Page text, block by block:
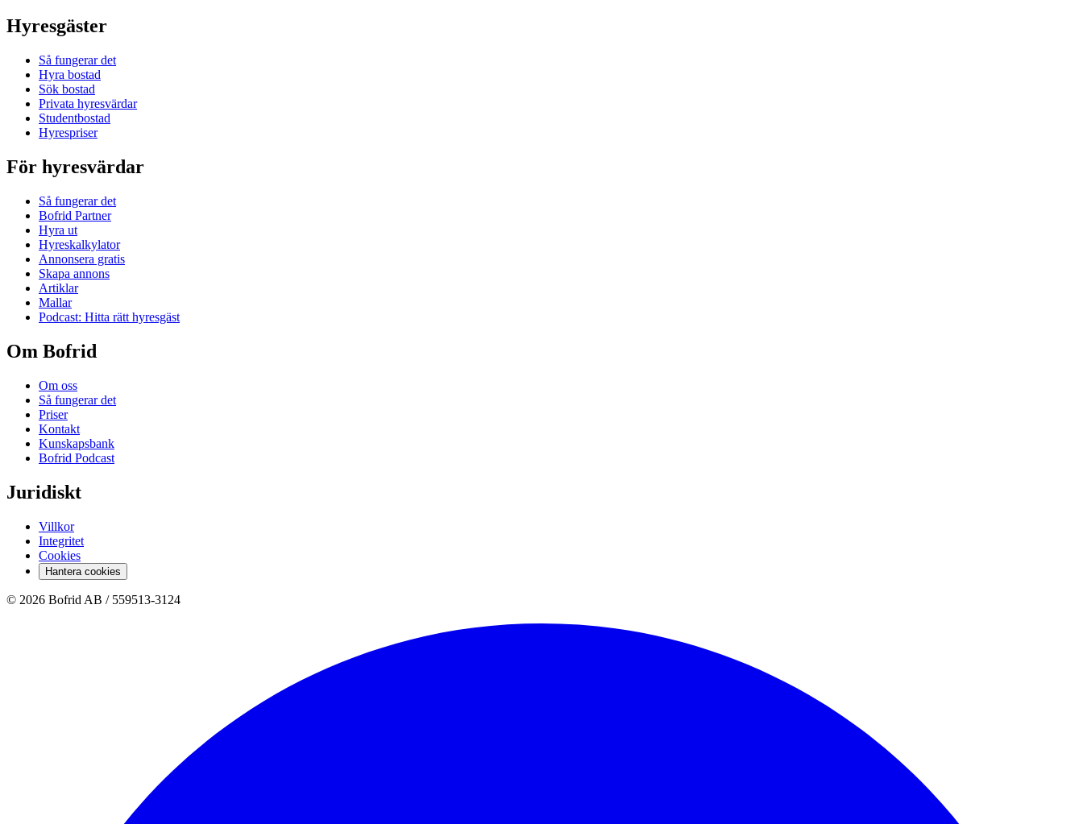
Hyresgäster
Så fungerar det
Hyra bostad
Sök bostad
Privata hyresvärdar
Studentbostad
Hyrespriser
För hyresvärdar
Så fungerar det
Bofrid Partner
Hyra ut
Hyreskalkylator
Annonsera gratis
Skapa annons
Artiklar
Mallar
Podcast: Hitta rätt hyresgäst
Om Bofrid
Om oss
Så fungerar det
Priser
Kontakt
Kunskapsbank
Bofrid Podcast
Juridiskt
Villkor
Integritet
Cookies
Hantera cookies
© 2026 Bofrid AB / 559513-3124